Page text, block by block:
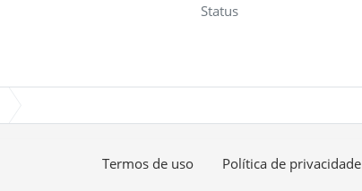
Status
Termos de uso Política de privacidade